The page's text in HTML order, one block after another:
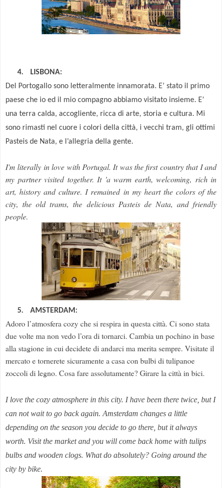
4.
LISBONA:
Del Portogallo sono letteralmente innamorata. E’ stato il primo
paese che io ed il mio compagno abbiamo visitato insieme. E’
una terra calda, accogliente, ricca di arte, storia e cultura. Mi
sono rimasti nel cuore i colori della città, i vecchi tram, gli ottimi
Pasteis de Nata, e l’allegria della gente.
I'mliterally in love with Portugal. It was the first countrythat I and
my partner visited together. It 'a warm earth, welcoming, rich in
art, history and culture. I remained in my heart the colors of the
city,the old trams, the delicious Pasteis de Nata, and friendly
people.
5. AMSTERDAM:
Adoro l’atmosfera cozy che si respira in questa città. Ci sono stata
due volte ma non vedo l’ora di tornarci. Cambia un pochino in base
alla stagione in cui decidete di andarci ma merita sempre. Visitate il
mercato e tornerete sicuramente a casa con bulbi di tulipanoe
zoccoli di legno. Cosa fare assolutamente? Girare la città in bici.
I love the cozy atmosphere in this city. I have been there twice, butI
can not wait to go back again.Amsterdam changes a little
depending on the season you decide to go there, but italways
worth. Visit the market and you will come back home with tulips
bulbs and wooden clogs. What do absolutely? Going around the
city by bike.